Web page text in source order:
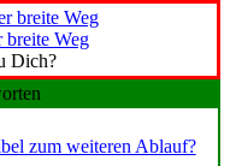
breite Weg
Dich?
zum weiteren Ablauf?